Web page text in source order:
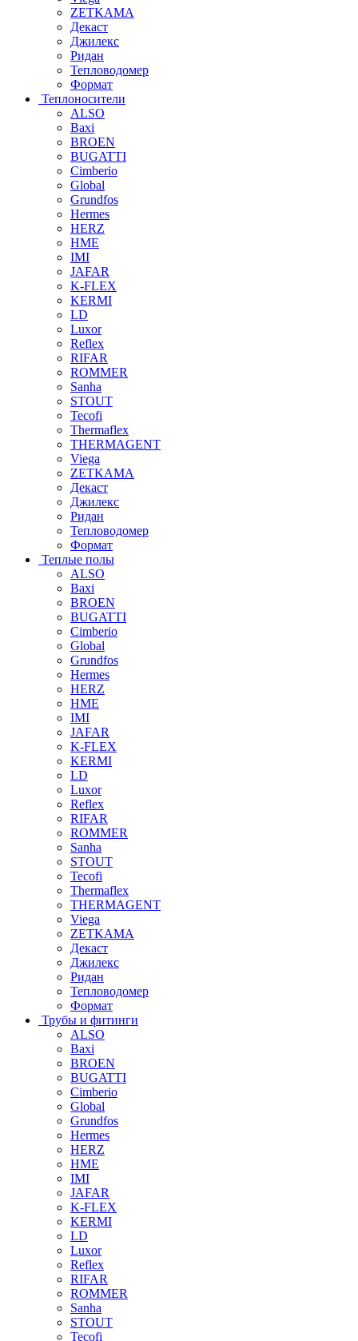
ZETKAMA
Декаст
Джилекс
Ридан
Тепловодомер
Формат
Теплоносители
ALSO
Baxi
BROEN
BUGATTI
Cimberio
Global
Grundfos
Hermes
HERZ
HME
IMI
JAFAR
K-FLEX
KERMI
LD
Luxor
Reflex
RIFAR
ROMMER
Sanha
STOUT
Tecofi
Thermaflex
THERMAGENT
Viega
ZETKAMA
Декаст
Джилекс
Ридан
Тепловодомер
Формат
Теплые полы
ALSO
Baxi
BROEN
BUGATTI
Cimberio
Global
Grundfos
Hermes
HERZ
HME
IMI
JAFAR
K-FLEX
KERMI
LD
Luxor
Reflex
RIFAR
ROMMER
Sanha
STOUT
Tecofi
Thermaflex
THERMAGENT
Viega
ZETKAMA
Декаст
Джилекс
Ридан
Тепловодомер
Формат
Трубы и фитинги
ALSO
Baxi
BROEN
BUGATTI
Cimberio
Global
Grundfos
Hermes
HERZ
HME
IMI
JAFAR
K-FLEX
KERMI
LD
Luxor
Reflex
RIFAR
ROMMER
Sanha
STOUT
Tecofi